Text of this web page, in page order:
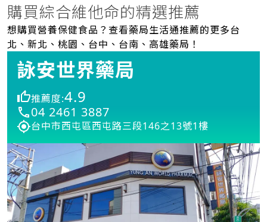
購買綜合維他命的精選推薦
想購買營養保健食品？查看藥局生活通推薦的更多台
北、新北、桃園、台中、台南、高雄藥局！
詠安世界藥局
推薦度:4.9
04 2461 3887
台中市西屯區西屯路三段146之13號1樓